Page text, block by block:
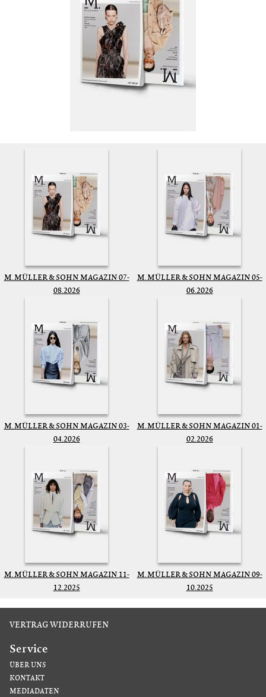
M. MÜLLER & SOHN MAGAZIN 07-
08.2026
M. MÜLLER & SOHN MAGAZIN 05-
06.2026
M. MÜLLER & SOHN MAGAZIN 03-
04.2026
M. MÜLLER & SOHN MAGAZIN 01-
02.2026
M. MÜLLER & SOHN MAGAZIN 11-
12.2025
M. MÜLLER & SOHN MAGAZIN 09-
10.2025
VERTRAG WIDERRUFEN
Service
ÜBER UNS
KONTAKT
MEDIADATEN